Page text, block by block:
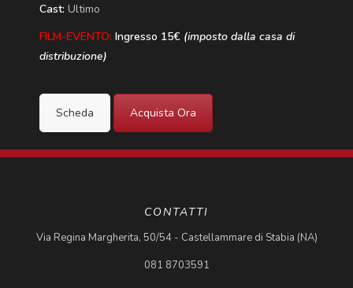
Cast: Ultimo
FILM-EVENTO: Ingresso 15€ (imposto dalla casa di
distribuzione)
Scheda Acquista Ora
CONTATTI
Via Regina Margherita, 50/54 - Castellammare di Stabia (NA)
081 8703591